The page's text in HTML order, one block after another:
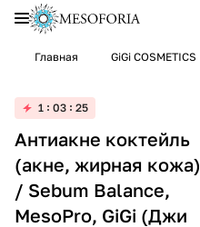
Главная GiGi COSMETICS
1 03 25
Антиакне коктейль
(акне, жирная кожа)
/ Sebum Balance,
MesoPro, GiGi (Джи